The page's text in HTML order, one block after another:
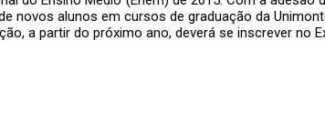
novos alunos em cursos de graduação da
a partir do próximo ano, deverá se inscrever no